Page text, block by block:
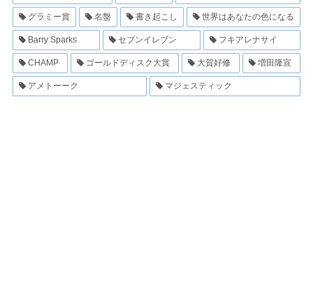
グラミー賞 名盤 書き起こし 世界はあなたの色になる
Barry Sparks セブンイレブン フキアレナサイ
CHAMP ゴールドディスク大賞 大賀好修 増田隆宣
アメトーーク マジェスティック